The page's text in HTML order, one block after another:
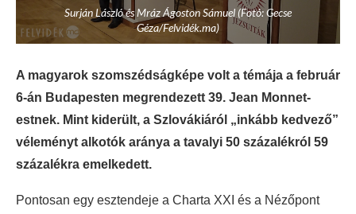
Surján László és Mráz Ágoston Sámuel (Fotó: Gecse
Géza/Felvidék.ma)
A magyarok szomszédságképe volt a témája a február
6-án Budapesten megrendezett 39. Jean Monnet-
estnek. Mint kiderült, a Szlovákiáról „inkább kedvező”
véleményt alkotók aránya a tavalyi 50 százalékról 59
százalékra emelkedett.
Pontosan egy esztendeje a Charta XXI és a Nézőpont